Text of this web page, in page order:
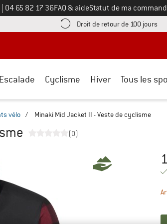
Appelez-nous au
04 65 82 17 36FAQ & aideStatut de ma
paiement ici ! Ouvre une boîte d'information
Droit de retour de 100 jours
Escalade Cyclisme Hiver Tous les
vélo / Minaki Mid Jacket II - Veste de cyclisme
(0)